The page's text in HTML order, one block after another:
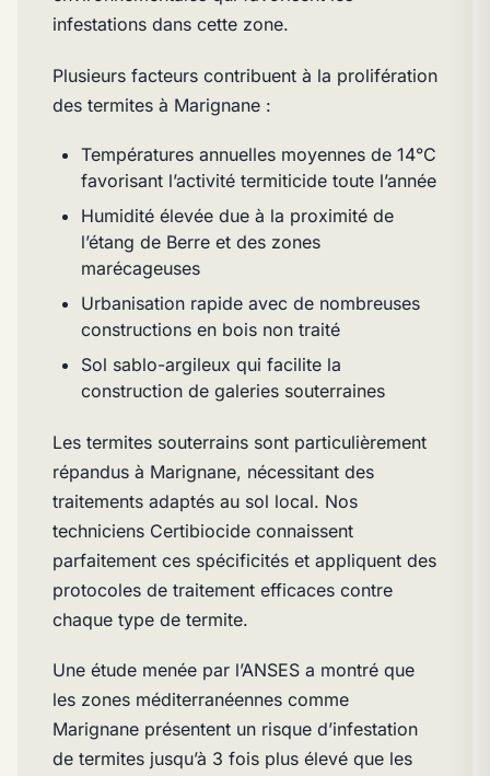
infestations dans cette zone.
Plusieurs facteurs contribuent à la prolifération
des termites à Marignane :
Températures annuelles moyennes de 14°C
favorisant l’activité termiticide toute l’année
Humidité élevée due à la proximité de
l’étang de Berre et des zones
marécageuses
Urbanisation rapide avec de nombreuses
constructions en bois non traité
Sol sablo-argileux qui facilite la
construction de galeries souterraines
Les termites souterrains sont particulièrement
répandus à Marignane, nécessitant des
traitements adaptés au sol local. Nos
techniciens Certibiocide connaissent
parfaitement ces spécificités et appliquent des
protocoles de traitement efficaces contre
chaque type de termite.
Une étude menée par l’ANSES a montré que
les zones méditerranéennes comme
Marignane présentent un risque d’infestation
de termites jusqu’à 3 fois plus élevé que les